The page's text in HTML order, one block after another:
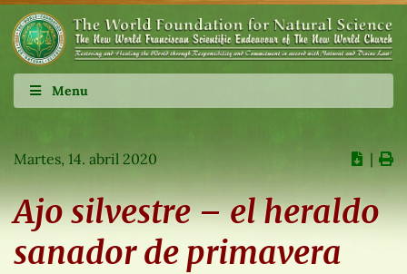
Menu
Martes, 14. abril 2020 ∣
Ajo silvestre – el heraldo
sanador de primavera